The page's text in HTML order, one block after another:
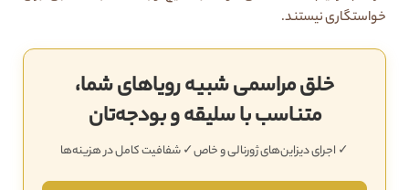
خواستگاری نیستند.
خلق مراسمی شبیه رویاهای شما،
متناسب با سلیقه و بودجه‌تان
✓ اجرای دیزاین‌های ژورنالی و خاص✓ شفافیت کامل در هزینه‌ها